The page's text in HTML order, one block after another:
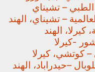
الطبي – تشيناي
– تشيناي، الهند
كيرلا، الهند
-كيرلا
كوتشي، كيرلا
–حيدراباد، الهند